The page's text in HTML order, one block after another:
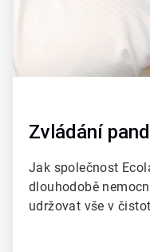
Zvládání
Jak společnost
dlouhodobě
udržovat vše v